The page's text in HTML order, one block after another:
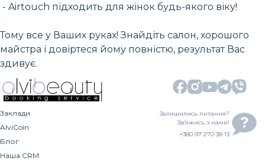
- Airtouch підходить для жінок будь-якого віку!
Тому все у Ваших руках! Знайдіть салон, хорошого
майстра і довіртеся йому повністю, результат Вас
здивує.
Заклади
AlviCoin
Блог
Наша CRM
Залишились питання?
Зв’яжись з нами!
+380 97 270 38 13